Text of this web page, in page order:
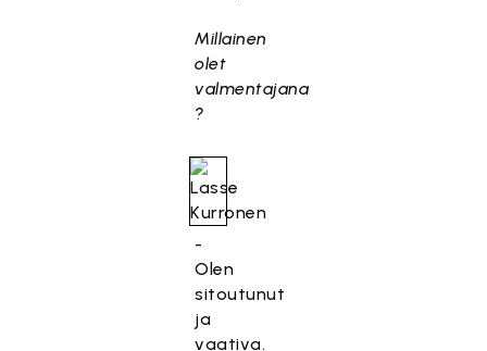
Millainen
olet
valmentajana
?
-
Olen
sitoutunut
ja
vaativa.